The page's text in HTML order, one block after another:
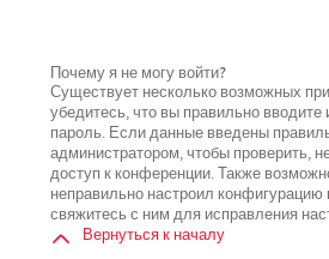
Почему я не могу войти?
Существует несколько возможных
убедитесь, что вы правильно вводите
пароль. Если данные введены
администратором, чтобы проверить,
доступ к конференции. Также
неправильно настроил конфигурацию
свяжитесь с ним для исправления
Вернуться к началу